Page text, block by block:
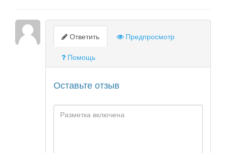
Ответить Предпросмотр
Помощь
Оставьте отзыв